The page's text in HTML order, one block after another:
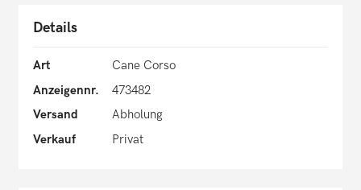
Details
Art
Cane Corso
Anzeigennr.
473482
Versand
Abholung
Verkauf
Privat